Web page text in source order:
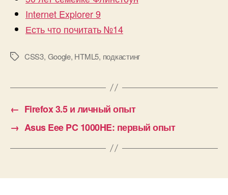
Internet Explorer 9
Есть что почитать №14
МеткиCSS3, Google, HTML5, подкастинг
← Firefox 3.5 и личный опыт
→ Asus Eee PC 1000HE: первый опыт